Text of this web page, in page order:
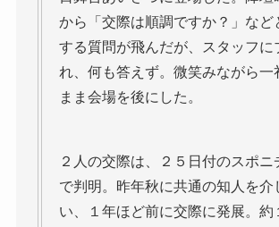
から「交際は順調ですか？」など
する質問が飛んだが、スタッフに
れ、何も答えず。微笑みながら一
まま会場を後にした。
２人の交際は、２５日付のスポニ
で判明。昨年秋に共通の知人を介
い、１年ほど前に交際に発展。約